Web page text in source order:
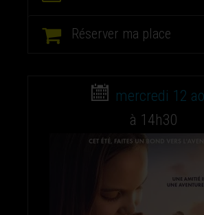
Réserver ma place
mercredi 12
à 14h30